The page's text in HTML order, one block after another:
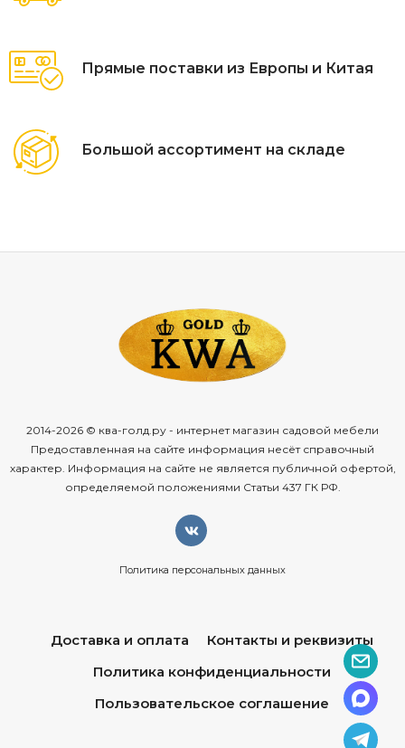
Прямые поставки из Европы и Китая
Большой ассортимент на складе
2014-2026 © ква-голд.ру - интернет магазин садовой мебели
Предоставленная на сайте информация несёт справочный
характер. Информация на сайте не является публичной офертой,
определяемой положениями Статьи 437 ГК РФ.
Политика персональных данных
Доставка и оплата
Контакты и реквизиты
Политика конфиденциальности
Пользовательское соглашение